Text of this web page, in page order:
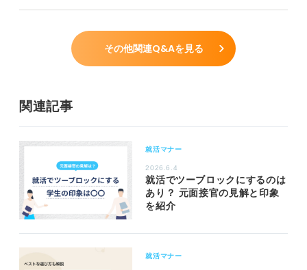
その他関連Q&Aを見る
関連記事
就活マナー
2026.6.4
就活でツーブロックにするのは
あり？ 元面接官の見解と印象
を紹介
就活マナー